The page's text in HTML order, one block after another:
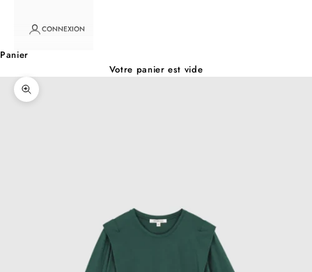
CONNEXION
Panier
Votre panier est vide
Zoomer sur l'image